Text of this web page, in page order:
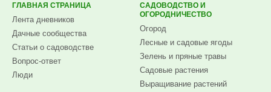
ГЛАВНАЯ СТРАНИЦА
Лента дневников
Дачные сообщества
Статьи о садоводстве
Вопрос-ответ
Люди
САДОВОДСТВО И
ОГОРОДНИЧЕСТВО
Огород
Лесные и садовые ягоды
Зелень и пряные травы
Садовые растения
Выращивание растений